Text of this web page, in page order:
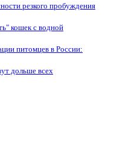
резкого пробуждения
кошек с водной
питомцев в России:
дольше всех